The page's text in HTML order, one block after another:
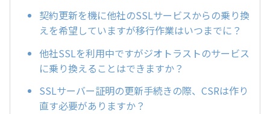
契約更新を機に他社のSSLサービスからの乗り換
えを希望していますが移行作業はいつまでに？
他社SSLを利用中ですがジオトラストのサービス
に乗り換えることはできますか？
SSLサーバー証明の更新手続きの際、CSRは作り
直す必要がありますか？